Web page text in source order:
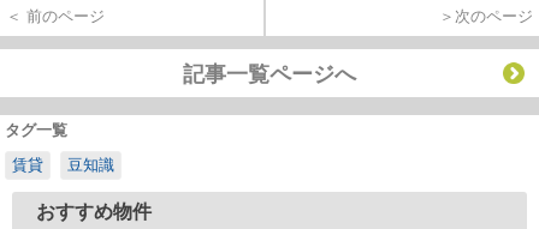
＜ 前のページ ＞次のページ
記事一覧ページへ
タグ一覧
賃貸
豆知識
おすすめ物件